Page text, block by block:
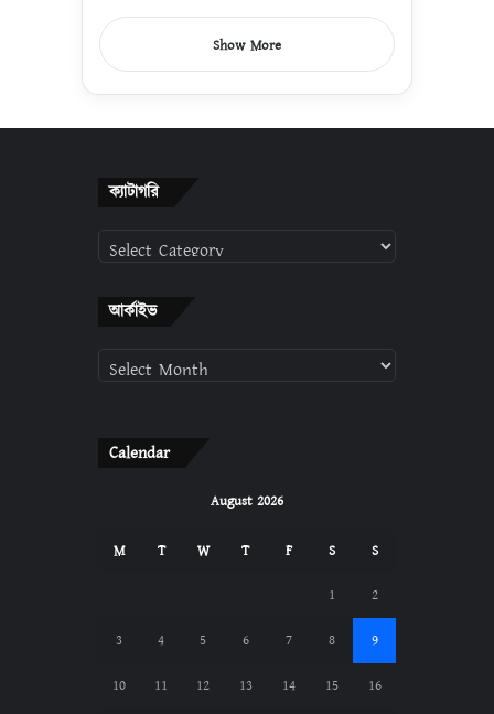
Show More
ক্যাটাগরি
ক্যাটাগরি
আর্কাইভ
Calendar
August 2026
M T W T F S S
1 2
3 4 5 6 7 8 9
10 11 12 13 14 15 16